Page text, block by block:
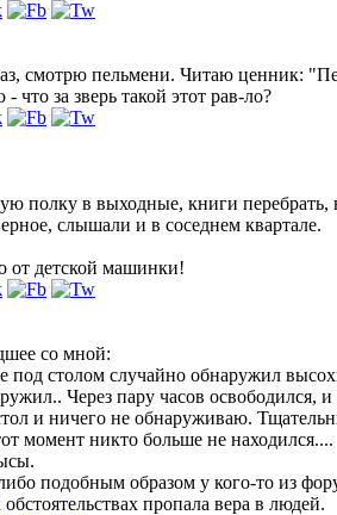
смотрю пельмени. Читаю ценник:
за зверь такой этот рав-ло?
полку в выходные, книги перебрать,
слышали и в соседнем квартале.
от детской машинки!
со мной:
под столом случайно обнаружил
Через пару часов
и ничего не обнаруживаю.
момент никто больше не находился....
подобным образом у кого-то из
пропала вера в людей.